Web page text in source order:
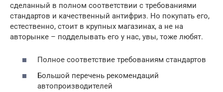
сделанный в полном соответствии с требованиями
стандартов и качественный антифриз. Но покупать его,
естественно, стоит в крупных магазинах, а не на
авторынке – подделывать его у нас, увы, тоже любят.
Полное соответствие требованиям стандартов
Большой перечень рекомендаций
автопроизводителей